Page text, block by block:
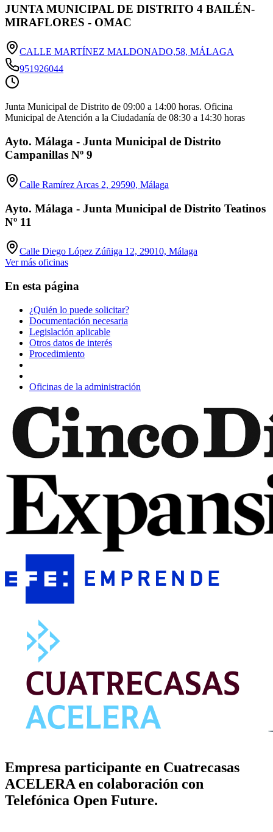
JUNTA MUNICIPAL DE DISTRITO 4 BAILÉN-
MIRAFLORES - OMAC
CALLE MARTÍNEZ MALDONADO,58, MÁLAGA
951926044
Junta Municipal de Distrito de 09:00 a 14:00 horas. Oficina
Municipal de Atención a la Ciudadanía de 08:30 a 14:30 horas
Ayto. Málaga - Junta Municipal de Distrito
Campanillas Nº 9
Calle Ramírez Arcas 2, 29590, Málaga
Ayto. Málaga - Junta Municipal de Distrito Teatinos
Nº 11
Calle Diego López Zúñiga 12, 29010, Málaga
Ver más oficinas
En esta página
¿Quién lo puede solicitar?
Documentación necesaria
Legislación aplicable
Otros datos de interés
Procedimiento
Oficinas de la administración
Empresa participante en Cuatrecasas
ACELERA en colaboración con
Telefónica Open Future.